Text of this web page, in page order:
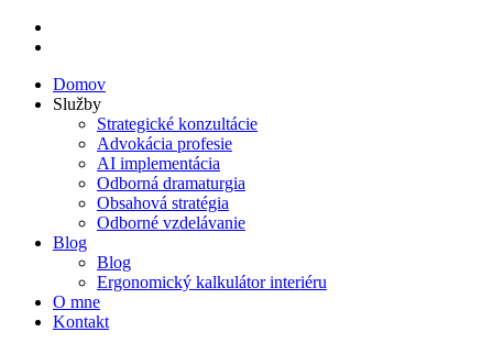
Domov
Služby
Strategické konzultácie
Advokácia profesie
AI implementácia
Odborná dramaturgia
Obsahová stratégia
Odborné vzdelávanie
Blog
Blog
Ergonomický kalkulátor interiéru
O mne
Kontakt